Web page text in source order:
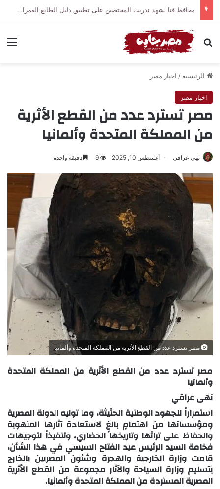
محافظ قنا يشهد تدريب المختصين على تطبيق دليل الطابع العمراني والمعماري والهوية البصرية للمحافظة
بحث عن
الرئيسية / اخبار مصر
اخبار مصر
مصر تسترد عدد من القطع الأثرية
من المملكة المتحدة وألمانيا
نهى عراقي أغسطس 10, 2025 9 دقيقة واحدة
مصر تسترد عدد من القطع الأثرية من المملكة المتحدة وألمانيا
مصر تسترد عدد من القطع الأثرية من المملكة المتحدة
وألمانيا
نهى عراقي
استمراراً للجهود الوطنية الحثيثة، وما توليه الدولة المصرية
ومؤسساتها من اهتمامٍ بالغٍ لاستعادة آثارها المنهوبة
والحفاظ على تراثها وتاريخها الحضاري، وتنفيذاً لتوجيهات
فخامة السيد الرئيس عبد الفتاح السيسي في هذا الشأن،
قامت وزارة الخارجية والهجرة وشئون المصريين بالخارج
بتسليم وزارة السياحة والآثار مجموعة من القطع الأثرية
المصرية المستردة من المملكة المتحدة وألمانيا.